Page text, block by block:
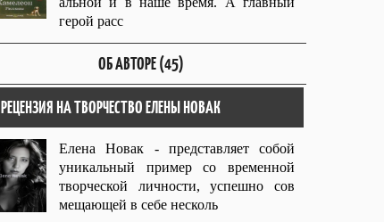
герой расс
ОБ АВТОРЕ (45)
РЕЦЕНЗИЯ НА ТВОРЧЕСТВО ЕЛЕНЫ НОВАК
Елена Новак - представляет собой
уникальный пример со временной
творческой личности, успешно сов
мещающей в себе несколь